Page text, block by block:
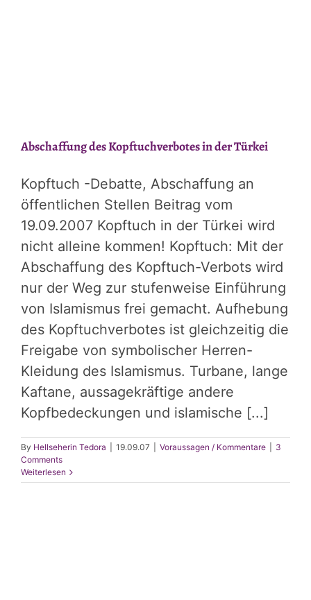
Abschaffung des Kopftuchverbotes in der Türkei
Kopftuch -Debatte, Abschaffung an
öffentlichen Stellen Beitrag vom
19.09.2007 Kopftuch in der Türkei wird
nicht alleine kommen! Kopftuch: Mit der
Abschaffung des Kopftuch-Verbots wird
nur der Weg zur stufenweise Einführung
von Islamismus frei gemacht. Aufhebung
des Kopftuchverbotes ist gleichzeitig die
Freigabe von symbolischer Herren-
Kleidung des Islamismus. Turbane, lange
Kaftane, aussagekräftige andere
Kopfbedeckungen und islamische [...]
By Hellseherin Tedora 19.09.07 Voraussagen / Kommentare
3
Comments
Weiterlesen